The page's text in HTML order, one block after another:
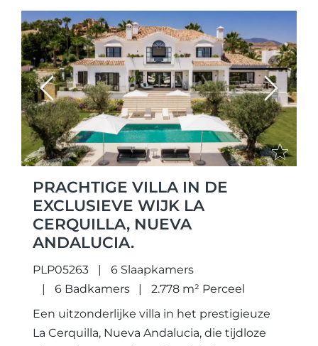
Previous Next
PRACHTIGE VILLA IN DE
EXCLUSIEVE WIJK LA
CERQUILLA, NUEVA
ANDALUCIA.
PLP05263
6 Slaapkamers
6 Badkamers
2.778 m² Perceel
Een uitzonderlijke villa in het prestigieuze
La Cerquilla, Nueva Andalucia, die tijdloze